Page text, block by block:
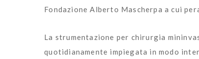
Fondazione Alberto Mascherpa a cui
La strumentazione per chirurgia
quotidianamente impiegata in modo